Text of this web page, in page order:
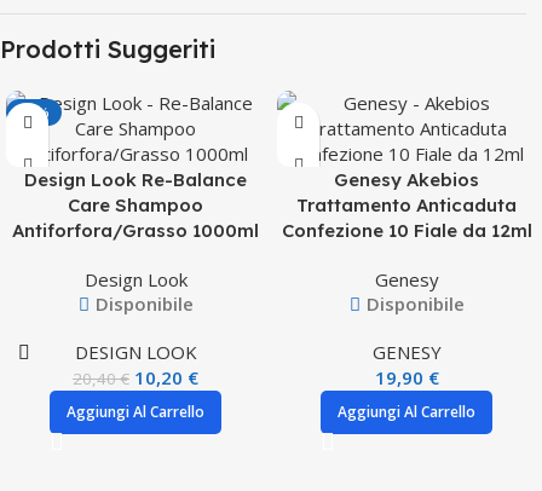
Prodotti Suggeriti
-50%
Design Look Re-Balance
Care Shampoo
Antiforfora/Grasso 1000ml
Design Look
Disponibile
DESIGN LOOK
20,40€ 10,20 €
Aggiungi Al Carrello
Genesy Akebios
Trattamento Anticaduta
Confezione 10 Fiale da 12ml
Genesy
Disponibile
GENESY
19,90 €
Aggiungi Al Carrello